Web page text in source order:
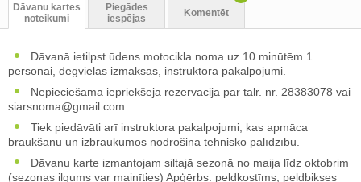
Dāvanu kartes
noteikumi
Piegādes
iespējas
Komentēt
Dāvanā ietilpst ūdens motocikla noma uz 10 minūtēm 1
personai, degvielas izmaksas, instruktora pakalpojumi.
Nepieciešama iepriekšēja rezervācija par tālr. nr. 28383078 vai
siarsnoma@gmail.com
Tiek piedāvāti arī instruktora pakalpojumi, kas apmāca
braukšanu un izbraukumos nodrošina tehnisko palīdzību.
Dāvanu karte izmantojam siltajā sezonā no maija līdz oktobrim
(sezonas ilgums var mainīties) Apģērbs: peldkostīms, peldbikses